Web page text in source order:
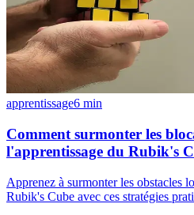
apprentissage6 min
Comment surmonter les
l'apprentissage du Rubik's
Apprenez à surmonter les obstacles
Rubik's Cube avec ces stratégies